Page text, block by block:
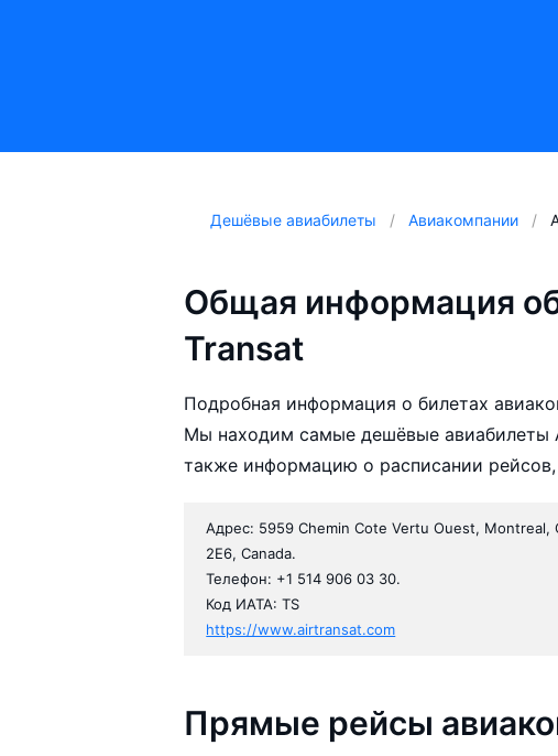
Дешёвые авиабилеты Авиакомпании
Общая информация
Transat
Подробная информация о билетах
Мы находим самые дешёвые авиабилеты
также информацию о расписании рейсов,
Адрес: 5959 Chemin Cote Vertu Ouest, Montreal,
2E6, Canada.
Телефон: +1 514 906 03 30.
Код ИАТА: TS
https://www.airtransat.com
Прямые рейсы